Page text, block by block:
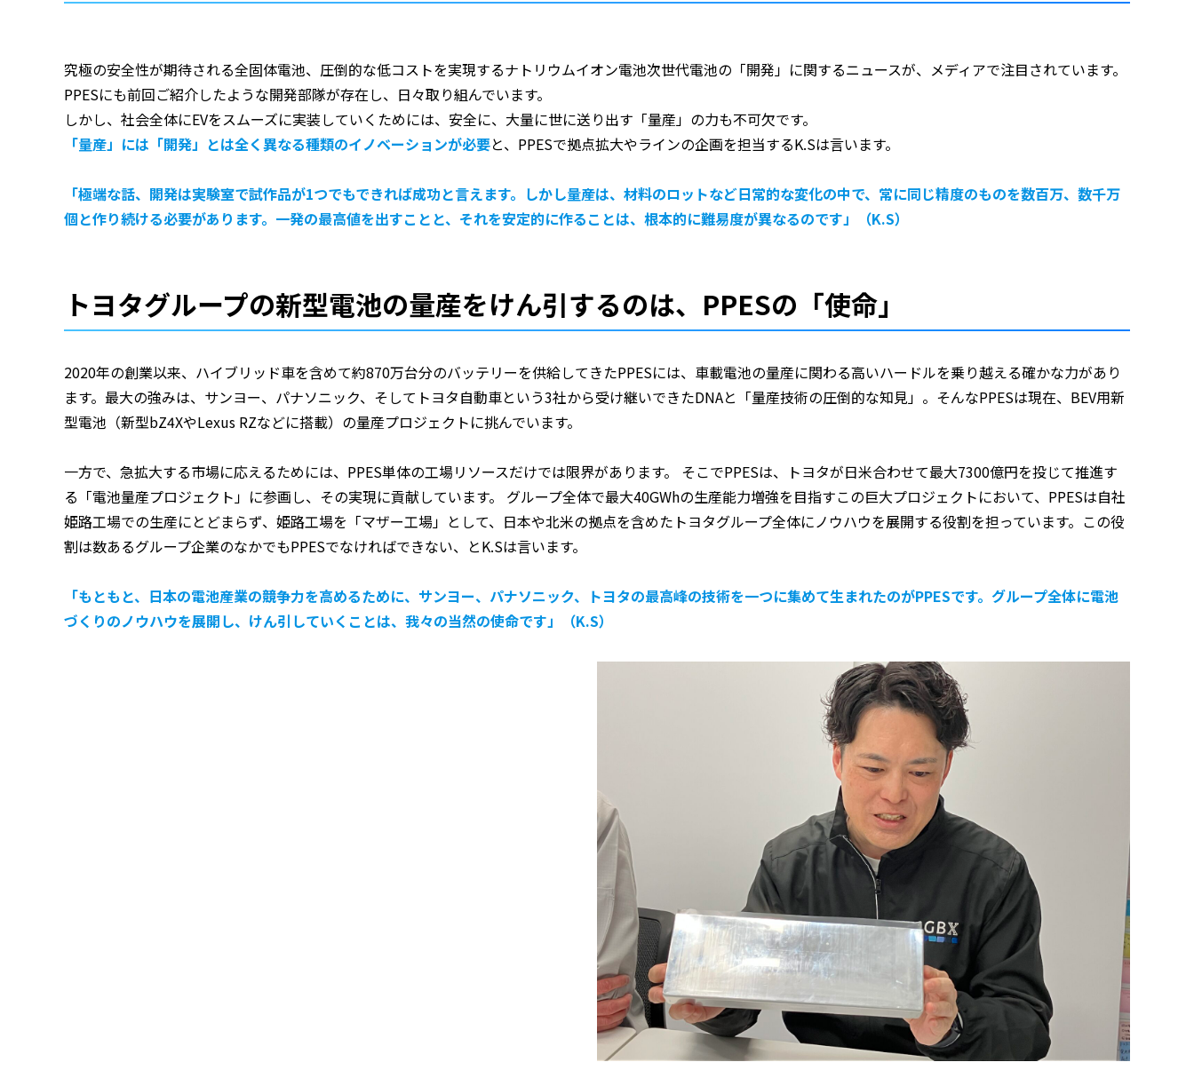
究極の安全性が期待される全固体電池、圧倒的な低コストを実現するナトリウムイオン電池――次世代電池の「開発」に関するニュースが、メディアで注目されています。
PPESにも前回ご紹介したような開発部隊が存在し、日々取り組んでいます。
しかし、社会全体にEVをスムーズに実装していくためには、安全に、大量に世に送り出す「量産」の力も不可欠です。
「量産」には「開発」とは全く異なる種類のイノベーションが必要と、PPESで拠点拡大やラインの企画を担当するK.Sは言います。
「極端な話、開発は実験室で試作品が1つでもできれば成功と言えます。しかし量産は、材料のロットなど日常的な変化の中で、常に同じ精度のものを数百万、数千万
個と作り続ける必要があります。一発の最高値を出すことと、それを安定的に作ることは、根本的に難易度が異なるのです」（K.S）
トヨタグループの新型電池の量産をけん引するのは、PPESの「使命」
2020年の創業以来、ハイブリッド車を含めて約870万台分のバッテリーを供給してきたPPESには、車載電池の量産に関わる高いハードルを乗り越える確かな力があり
ます。最大の強みは、サンヨー、パナソニック、そしてトヨタ自動車という3社から受け継いできたDNAと「量産技術の圧倒的な知見」。そんなPPESは現在、BEV用新
型電池（新型bZ4XやLexus RZなどに搭載）の量産プロジェクトに挑んでいます。
一方で、急拡大する市場に応えるためには、PPES単体の工場リソースだけでは限界があります。 そこでPPESは、トヨタが日米合わせて最大7300億円を投じて推進す
る「電池量産プロジェクト」に参画し、その実現に貢献しています。 グループ全体で最大40GWhの生産能力増強を目指すこの巨大プロジェクトにおいて、PPESは自社
姫路工場での生産にとどまらず、姫路工場を「マザー工場」として、日本や北米の拠点を含めたトヨタグループ全体にノウハウを展開する役割を担っています。この役
割は数あるグループ企業のなかでもPPESでなければできない、とK.Sは言います。
「もともと、日本の電池産業の競争力を高めるために、サンヨー、パナソニック、トヨタの最高峰の技術を一つに集めて生まれたのがPPESです。グループ全体に電池
づくりのノウハウを展開し、けん引していくことは、我々の当然の使命です」（K.S）